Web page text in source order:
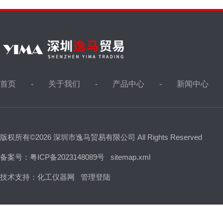
首页 关于我们 产品中心 新闻中心
版权所有©2026 深圳市逸马贸易有限公司 All Rights Reserved
备案号：粤ICP备2023148089号 sitemap.xml
技术支持： 化工仪器网 管理登陆